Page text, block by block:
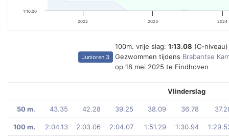
2022 2023 2024
1:10.00
Junioren 3
100m. vrije slag: 1:13.08 (C-niveau)
Gezwommen tijdens Brabantse
op 18 mei 2025 te Eindhoven
Vlinderslag
50 m. 43.35 42.28 39.25 38.09 36.78
100 m. 2:04.13 2:03.06 2:04.07 1:51.29 1:30.94